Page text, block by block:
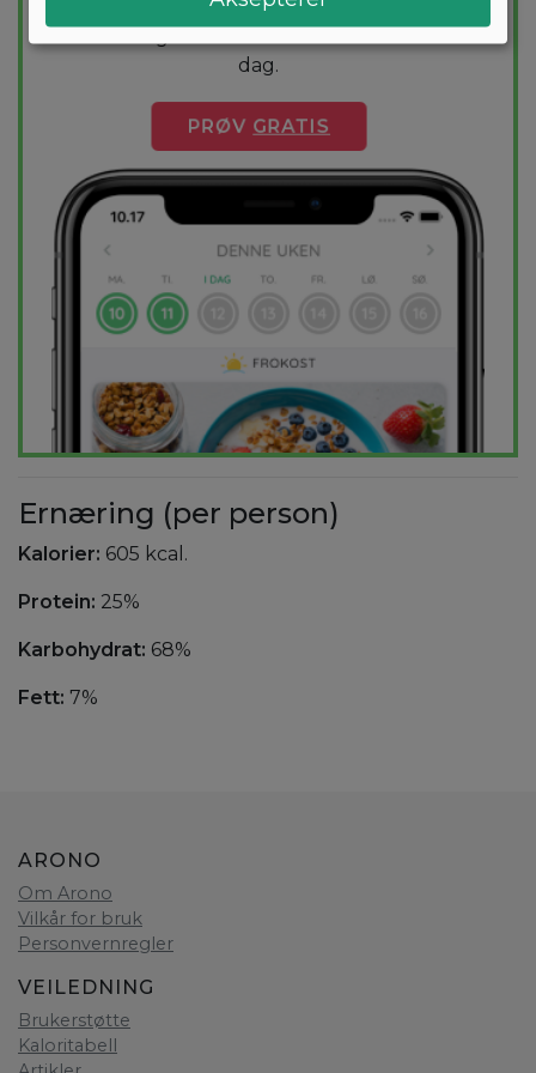
1000+ sunne oppskrifter sikrer at du
dag.
PRØV GRATIS
Ernæring (per person)
Kalorier: 605 kcal.
Protein: 25%
Karbohydrat: 68%
Fett: 7%
ARONO
Om Arono
Vilkår for bruk
Personvernregler
VEILEDNING
Brukerstøtte
Kaloritabell